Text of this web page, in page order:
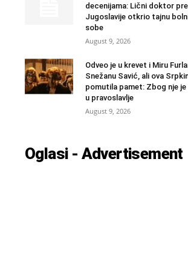
decenijama: Lični doktor
Jugoslavije otkrio tajnu
sobe
August 9, 2026
Odveo je u krevet i Miru
Snežanu Savić, ali ova
pomutila pamet: Zbog nje je
u pravoslavlje
August 9, 2026
Oglasi - Advertisement